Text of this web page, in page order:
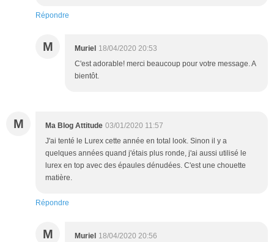
Répondre
M Muriel 18/04/2020 20:53
C'est adorable! merci beaucoup pour votre message. A
bientôt.
M Ma Blog Attitude 03/01/2020 11:57
J'ai tenté le Lurex cette année en total look. Sinon il y a
quelques années quand j'étais plus ronde, j'ai aussi utilisé le
lurex en top avec des épaules dénudées. C'est une chouette
matière.
Répondre
M Muriel 18/04/2020 20:56